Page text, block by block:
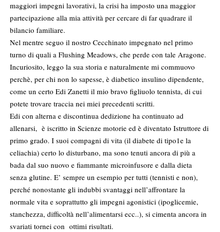
maggiori impegni lavorativi, la crisi ha imposto una maggior
partecipazione alla mia attività per cercare di far quadrare il
bilancio familiare.
Nel mentre seguo il nostro Cecchinato impegnato nel primo
turno di quali a Flushing Meadows, che perde con tale Aragone.
Incuriosito, leggo la sua storia e naturalmente mi commuovo
perchè, per chi non lo sapesse, è diabetico insulino dipendente,
come un certo Edi Zanetti il mio bravo figliuolo tennista, di cui
potete trovare traccia nei miei precedenti scritti.
Edi con alterna e discontinua dedizione ha continuato ad
allenarsi, è iscritto in Scienze motorie ed è diventato Istruttore di
primo grado. I suoi compagni di vita (il diabete di tipo1e la
celiachia) certo lo disturbano, ma sono tenuti ancora di più a
bada dal suo nuovo e fiammante microinfusore e dalla dieta
senza glutine. E’ sempre un esempio per tutti (tennisti e non),
perché nonostante gli indubbi svantaggi nell’affrontare la
normale vita e soprattutto gli impegni agonistici (ipoglicemie,
stanchezza, difficoltà nell’alimentarsi ecc..), si cimenta ancora in
svariati tornei con ottimi risultati.